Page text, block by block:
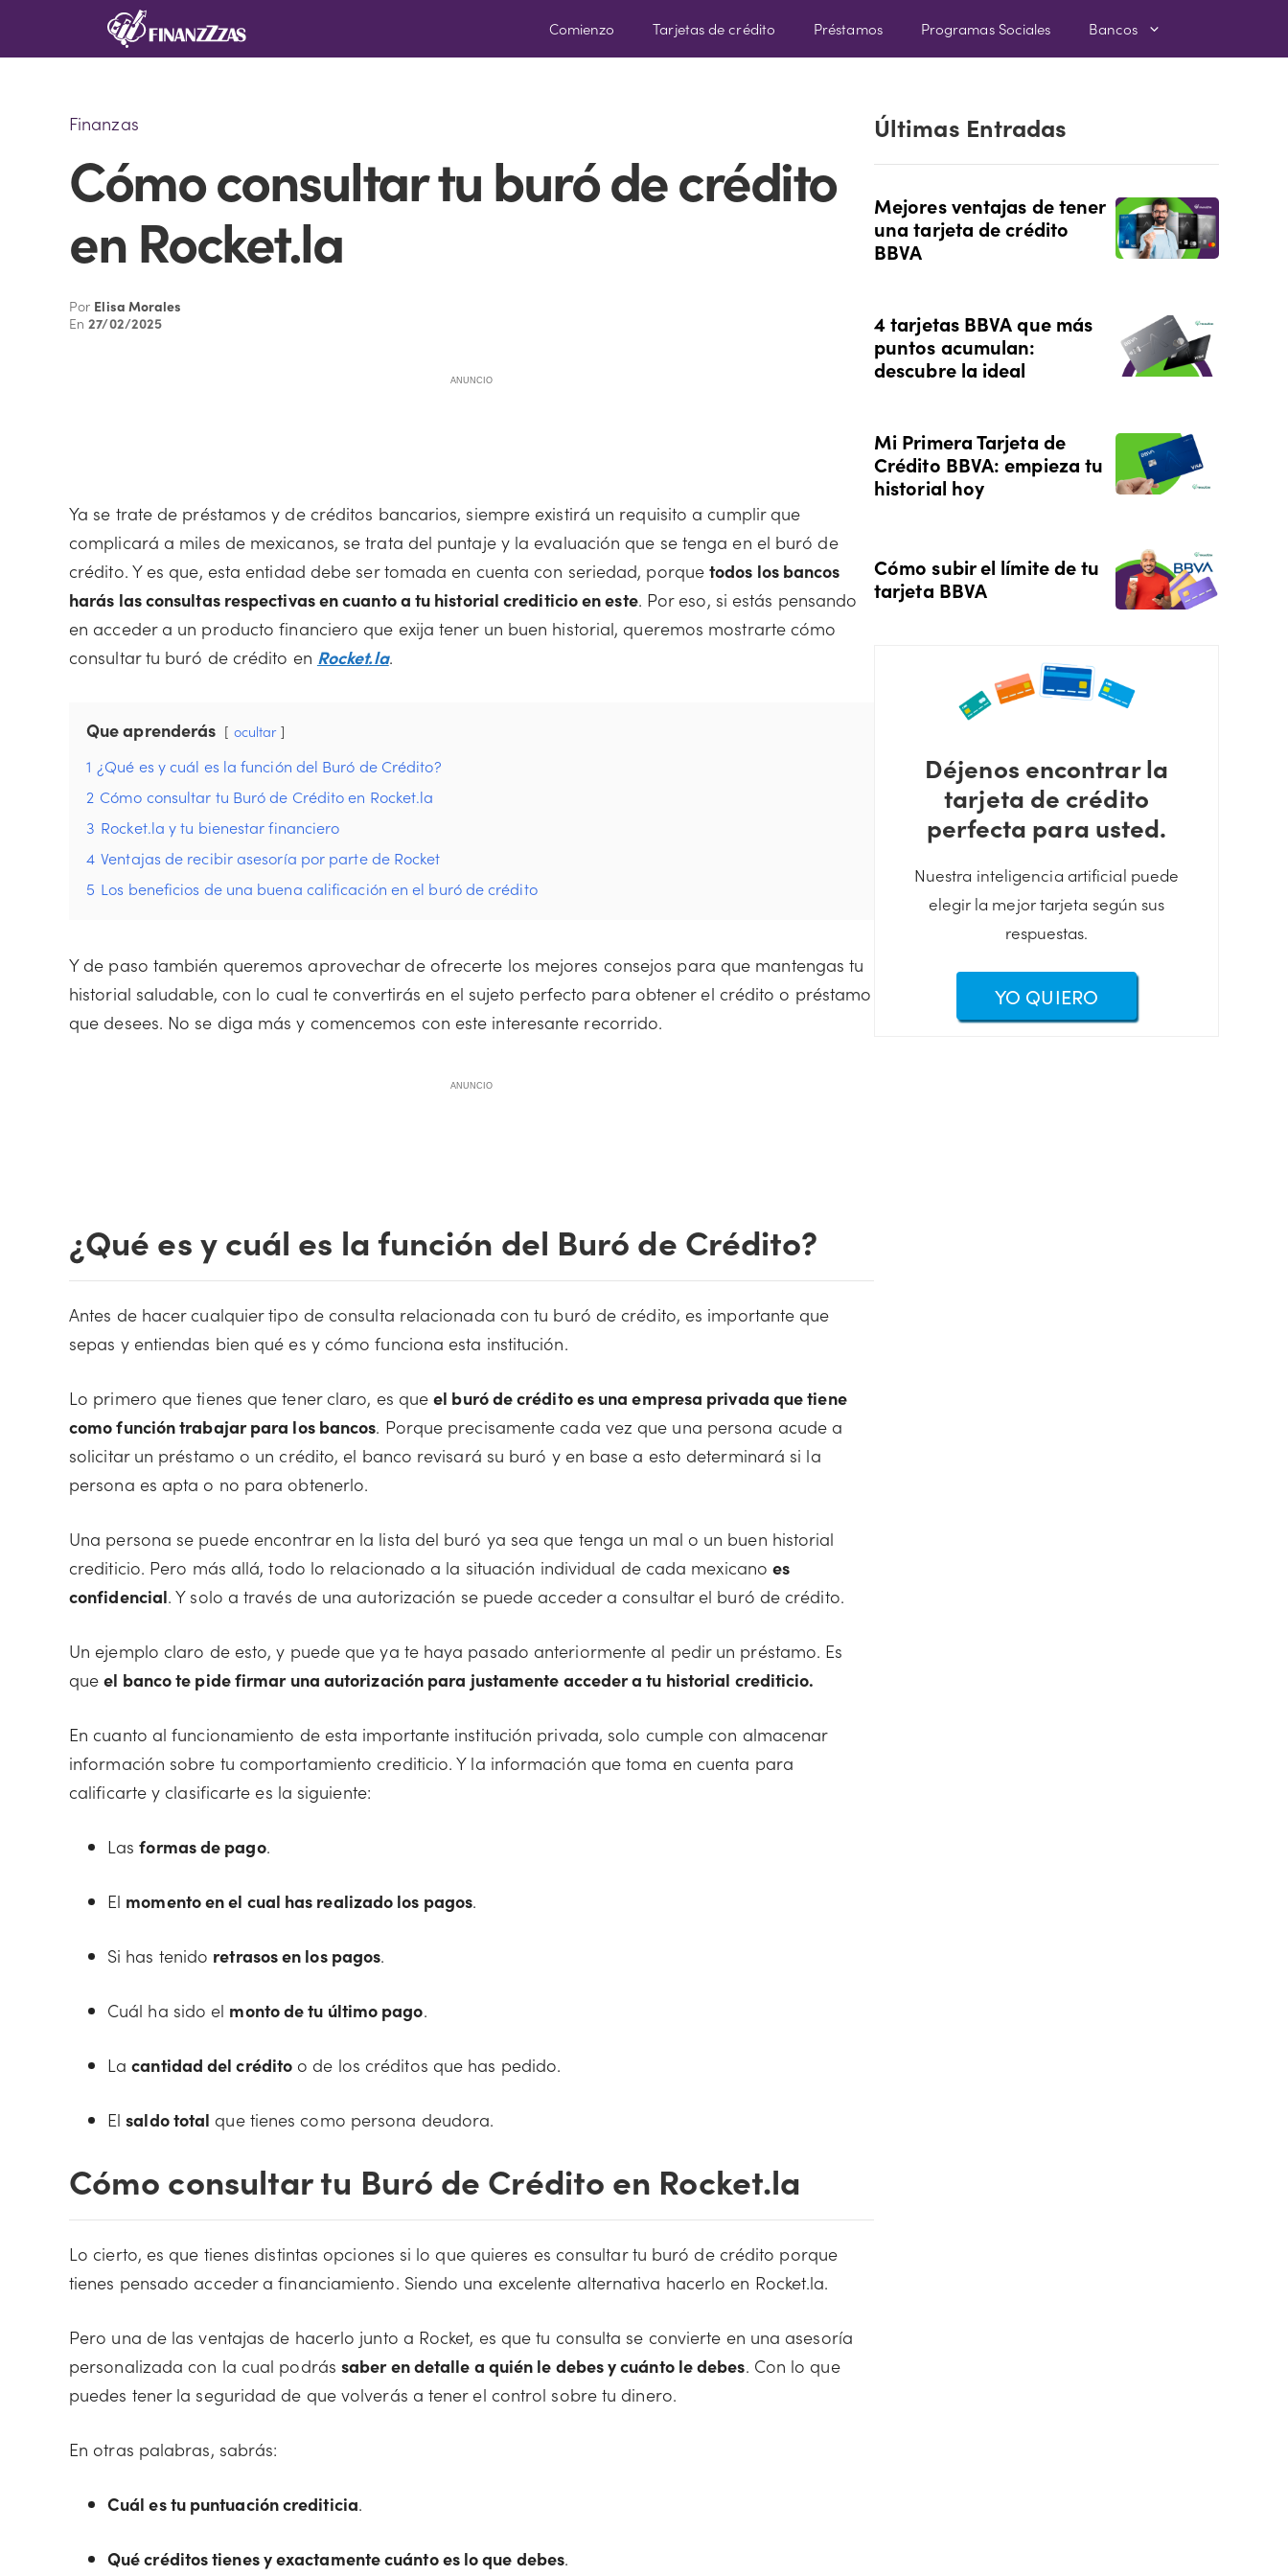
Comienzo Tarjetas de crédito Préstamos Programas Sociales Bancos
Finanzas
Cómo consultar tu buró de crédito
en Rocket.la
Por Elisa Morales
En27/02/2025
ANUNCIO
Ya se trate de préstamos y de créditos bancarios, siempre existirá un requisito a cumplir que
complicará a miles de mexicanos, se trata del puntaje y la evaluación que se tenga en el buró de
crédito. Y es que, esta entidad debe ser tomada en cuenta con seriedad, porquetodos los bancos
harás las consultas respectivas en cuanto a tu historial crediticio en este. Por eso, si estás pensando
en acceder a un producto financiero que exija tener un buen historial, queremos mostrarte cómo
consultar tu buró de crédito en Rocket.la.
Que aprenderás ocultar
1 ¿Qué es y cuál es la función del Buró de Crédito?
2 Cómo consultar tu Buró de Crédito en Rocket.la
3 Rocket.la y tu bienestar financiero
4 Ventajas de recibir asesoría por parte de Rocket
5 Los beneficios de una buena calificación en el buró de crédito
Y de paso también queremos aprovechar de ofrecerte los mejores consejos para que mantengas tu
historial saludable, con lo cual te convertirás en el sujeto perfecto para obtener el crédito o préstamo
que desees. No se diga más y comencemos con este interesante recorrido.
ANUNCIO
¿Qué es y cuál es la función del Buró de Crédito?
Antes de hacer cualquier tipo de consulta relacionada con tu buró de crédito, es importante que
sepas y entiendas bien qué es y cómo funciona esta institución.
Lo primero que tienes que tener claro, es queel buró de crédito es una empresa privada que tiene
como función trabajar para los bancos. Porque precisamente cada vez que una persona acude a
solicitar un préstamo o un crédito, el banco revisará su buró y en base a esto determinará si la
persona es apta o no para obtenerlo.
Una persona se puede encontrar en la lista del buró ya sea que tenga un mal o un buen historial
crediticio. Pero más allá, todo lo relacionado a la situación individual de cada mexicanoes
confidencial. Y solo a través de una autorización se puede acceder a consultar el buró de crédito.
Un ejemplo claro de esto, y puede que ya te haya pasado anteriormente al pedir un préstamo. Es
queel banco te pide firmar una autorización para justamente acceder a tu historial crediticio.
En cuanto al funcionamiento de esta importante institución privada, solo cumple con almacenar
información sobre tu comportamiento crediticio. Y la información que toma en cuenta para
calificarte y clasificarte es la siguiente:
Lasformas de pago.
El momento en el cual has realizado los pagos.
Si has tenido retrasos en los pagos.
Cuál ha sido el monto de tu último pago.
Lacantidad del crédito o de los créditos que has pedido.
Elsaldo total que tienes como persona deudora.
Cómo consultar tu Buró de Crédito en Rocket.la
Lo cierto, es que tienes distintas opciones si lo que quieres es consultar tu buró de crédito porque
tienes pensado acceder a financiamiento. Siendo una excelente alternativa hacerlo en Rocket.la.
Pero una de las ventajas de hacerlo junto a Rocket, es que tu consulta se convierte en una asesoría
personalizada con la cual podrás saber en detalle a quién le debes y cuánto le debes. Con lo que
puedes tener la seguridad de que volverás a tener el control sobre tu dinero.
En otras palabras, sabrás:
Cuál es tu puntuación crediticia.
Qué créditos tienes y exactamente cuánto es lo que debes.
Últimas Entradas
Mejores ventajas de tener
una tarjeta de crédito
BBVA
4 tarjetas BBVA que más
puntos acumulan:
descubre la ideal
Mi Primera Tarjeta de
Crédito BBVA: empieza tu
historial hoy
Cómo subir el límite de tu
tarjeta BBVA
Déjenos encontrar la
tarjeta de crédito
perfecta para usted.
Nuestra inteligencia artificial puede
elegir la mejor tarjeta según sus
respuestas.
YO QUIERO